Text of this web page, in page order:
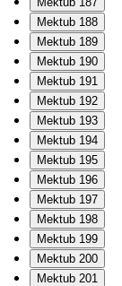
Mektub 188
Mektub 189
Mektub 190
Mektub 191
Mektub 192
Mektub 193
Mektub 194
Mektub 195
Mektub 196
Mektub 197
Mektub 198
Mektub 199
Mektub 200
Mektub 201